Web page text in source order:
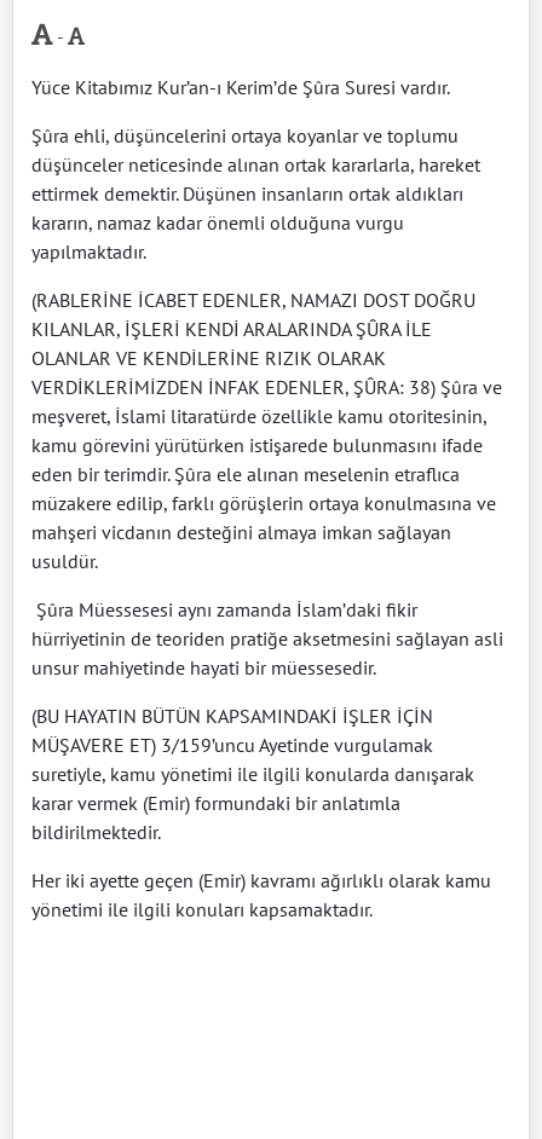
-
Yüce Kitabımız Kur’an-ı Kerim’de Şûra Suresi vardır.
Şûra ehli, düşüncelerini ortaya koyanlar ve toplumu
düşünceler neticesinde alınan ortak kararlarla, hareket
ettirmek demektir. Düşünen insanların ortak aldıkları
kararın, namaz kadar önemli olduğuna vurgu
yapılmaktadır.
(RABLERİNE İCABET EDENLER, NAMAZI DOST DOĞRU
KILANLAR, İŞLERİ KENDİ ARALARINDA ŞÛRA İLE
OLANLAR VE KENDİLERİNE RIZIK OLARAK
VERDİKLERİMİZDEN İNFAK EDENLER, ŞÛRA: 38) Şûra ve
meşveret, İslami litaratürde özellikle kamu otoritesinin,
kamu görevini yürütürken istişarede bulunmasını ifade
eden bir terimdir. Şûra ele alınan meselenin etraflıca
müzakere edilip, farklı görüşlerin ortaya konulmasına ve
mahşeri vicdanın desteğini almaya imkan sağlayan
usuldür.
Şûra Müessesesi aynı zamanda İslam’daki fikir
hürriyetinin de teoriden pratiğe aksetmesini sağlayan asli
unsur mahiyetinde hayati bir müessesedir.
(BU HAYATIN BÜTÜN KAPSAMINDAKİ İŞLER İÇİN
MÜŞAVERE ET) 3/159’uncu Ayetinde vurgulamak
suretiyle, kamu yönetimi ile ilgili konularda danışarak
karar vermek (Emir) formundaki bir anlatımla
bildirilmektedir.
Her iki ayette geçen (Emir) kavramı ağırlıklı olarak kamu
yönetimi ile ilgili konuları kapsamaktadır.